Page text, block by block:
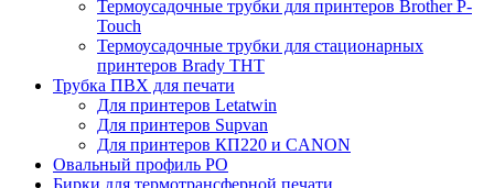
Термоусадочные трубки для принтеров Brother P-
Touch
Термоусадочные трубки для стационарных
принтеров Brady THT
Трубка ПВХ для печати
Для принтеров Letatwin
Для принтеров Supvan
Для принтеров КП220 и CANON
Овальный профиль PO
Бирки для термотрансферной печати